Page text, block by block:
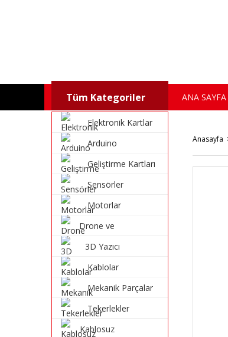
Tüm Kategoriler
Elektronik Kartlar
Arduino
Geliştirme Kartları
Sensörler
Motorlar
Drone ve
Malzemeleri
3D Yazıcı
Kablolar
Mekanik Parçalar
Tekerlekler
Kablosuz
ANA SAYFA
Anasayfa